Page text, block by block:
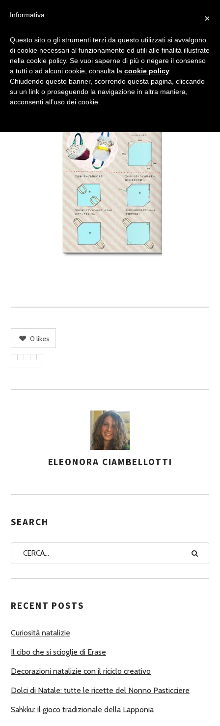
008_BENTOU05_01
0 likes
S
G
A
U
O
I
ELEONORA CIAMBELLOTTI
SEARCH
RECENT POSTS
Curiosità natalizie
Il cibo che si scioglie di Erase
Decorazioni natalizie con il riciclo creativo
Dolci di Natale: tutte le ricette del Nonno Pasticciere
Sahkku: il gioco tradizionale della Lapponia
×
Informativa
Questo sito o gli strumenti terzi da questo utilizzati si avvalgono
di cookie necessari al funzionamento ed utili alle finalità illustrate
nella cookie policy. Se vuoi saperne di più o negare il consenso
a tutti o ad alcuni cookie, consulta la cookie policy
Chiudendo questo banner, scorrendo questa pagina, cliccando
su un link o proseguendo la navigazione in altra maniera,
acconsenti all’uso dei cookie.